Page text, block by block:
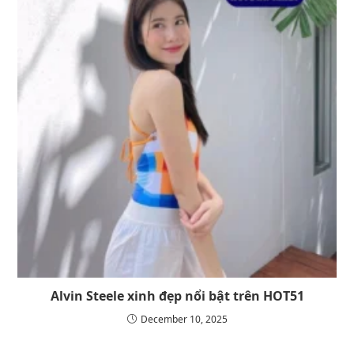
Alvin Steele xinh đẹp nổi bật trên HOT51
December 10, 2025